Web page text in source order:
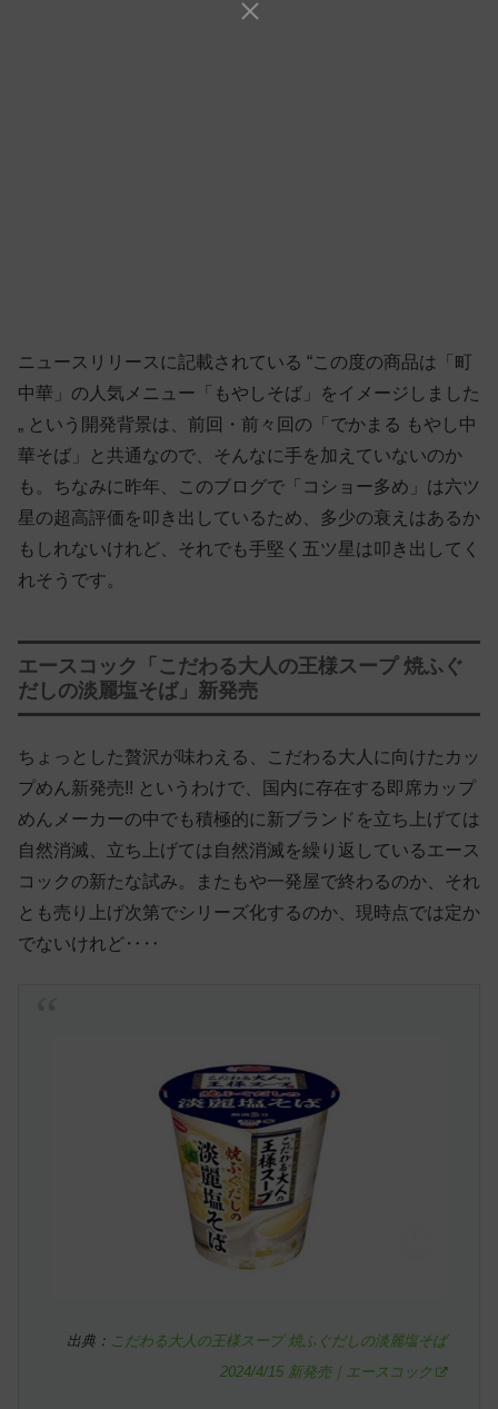
ニュースリリースに記載されている “この度の商品は「町
中華」の人気メニュー「もやしそば」をイメージしました
„ という開発背景は、前回・前々回の「でかまる もやし中
華そば」と共通なので、そんなに手を加えていないのか
も。ちなみに昨年、このブログで「コショー多め」は六ツ
星の超高評価を叩き出しているため、多少の衰えはあるか
もしれないけれど、それでも手堅く五ツ星は叩き出してく
れそうです。
エースコック「こだわる大人の王様スープ 焼ふぐ
だしの淡麗塩そば」新発売
ちょっとした贅沢が味わえる、こだわる大人に向けたカッ
プめん新発売!! というわけで、国内に存在する即席カップ
めんメーカーの中でも積極的に新ブランドを立ち上げては
自然消滅、立ち上げては自然消滅を繰り返しているエース
コックの新たな試み。またもや一発屋で終わるのか、それ
とも売り上げ次第でシリーズ化するのか、現時点では定か
でないけれど‥‥
出典： こだわる大人の王様スープ 焼ふぐだしの淡麗塩そば
2024/4/15 新発売｜エースコック